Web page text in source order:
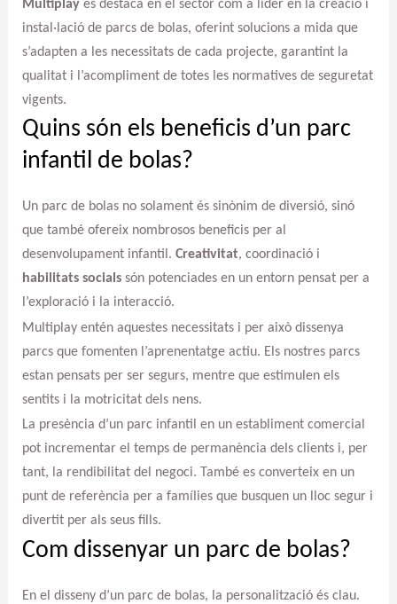
Multiplayes destaca en el sector com a líder en la creació i
instal·lació de parcs de bolas, oferint solucions a mida que
s’adapten a les necessitats de cada projecte, garantint la
qualitat i l’acompliment de totes les normatives de seguretat
vigents.
Quins són els beneficis d’un parc
infantil de bolas?
Un parc de bolas no solament és sinònim de diversió, sinó
que també ofereix nombrosos beneficis per al
desenvolupament infantil. Creativitat, coordinació i
habilitats socialssón potenciades en un entorn pensat per a
l’exploració i la interacció.
Multiplay entén aquestes necessitats i per això dissenya
parcs que fomenten l’aprenentatge actiu. Els nostres parcs
estan pensats per ser segurs, mentre que estimulen els
sentits i la motricitat dels nens.
La presència d’un parc infantil en un establiment comercial
pot incrementar el temps de permanència dels clients i, per
tant, la rendibilitat del negoci. També es converteix en un
punt de referència per a famílies que busquen un lloc segur i
divertit per als seus fills.
Com dissenyar un parc de bolas?
En el disseny d’un parc de bolas, la personalització és clau.